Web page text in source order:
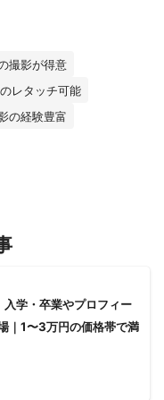
撮影が得意
レタッチ可能
の経験豊富
入学・卒業やプロフィー
｜1〜3万円の価格帯で満